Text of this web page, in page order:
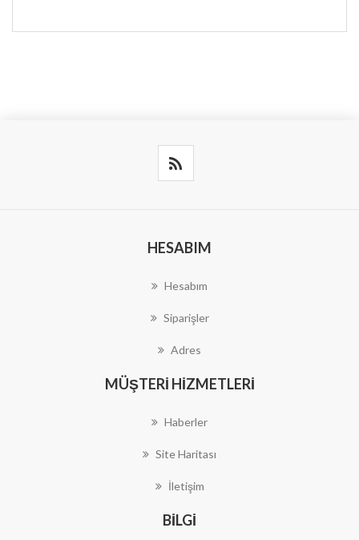
HESABIM
Hesabım
Siparişler
Adres
MÜŞTERI HIZMETLERI
Haberler
Site Haritası
İletişim
BILGI